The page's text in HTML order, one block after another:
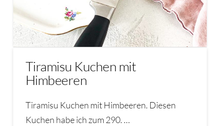
Tiramisu Kuchen mit
Himbeeren
Tiramisu Kuchen mit Himbeeren. Diesen
Kuchen habe ich zum 290. …